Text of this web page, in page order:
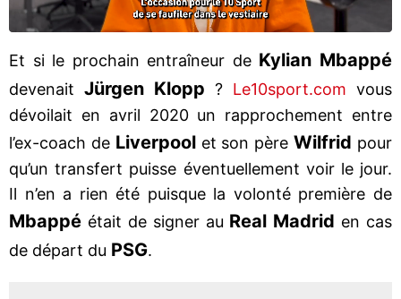
Et si le prochain entraîneur de Kylian Mbappé
devenait Jürgen Klopp ? Le10sport.com vous
dévoilait en avril 2020 un rapprochement entre
l’ex-coach de Liverpool et son pèreWilfrid pour
qu’un transfert puisse éventuellement voir le jour.
Il n’en a rien été puisque la volonté première de
Mbappé était de signer au Real Madrid en cas
de départ du PSG.